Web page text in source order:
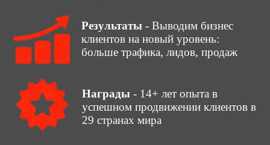
Результаты- Выводим бизнес
клиентов на новый уровень:
больше трафика, лидов, продаж
Награды- 14+ лет опыта в
успешном продвижении клиентов в
29 странах мира